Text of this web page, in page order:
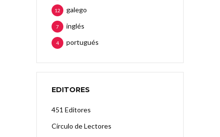
galego
12
inglés
7
portugués
4
EDITORES
451 Editores
Círculo de Lectores